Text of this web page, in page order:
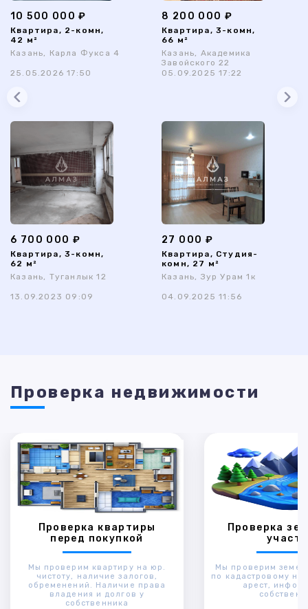
10 500 000 ₽
Квартира, 2-комн,
42 м²
Казань, Карла Фукса 4
25.05.2026 17:50
8 200 000 ₽
Квартира, 3-комн,
66 м²
Казань, Академика
Завойского 22
05.09.2025 17:22
6 700 000 ₽
Квартира, 3-комн,
62 м²
Казань, Туганлык 12
13.09.2023 09:09
27 000 ₽
Квартира, Студия-
комн, 27 м²
Казань, Зур Урам 1к
04.09.2025 11:56
Проверка недвижимости
Проверка квартиры
перед покупкой
Мы проверим квартиру на юр.
чистоту, наличие залогов,
обременений. Наличие права
владения и долгов у
собственника
Проверка
Мы проверим
по кадастровому
арест,